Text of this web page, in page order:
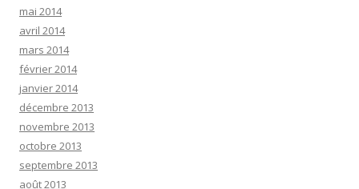
mai 2014
avril 2014
mars 2014
février 2014
janvier 2014
décembre 2013
novembre 2013
octobre 2013
septembre 2013
août 2013